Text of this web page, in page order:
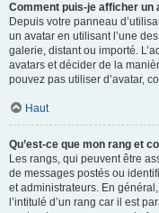
Comment puis-je afficher un
Depuis votre panneau
un avatar en utilisant l’une
galerie, distant ou importé.
avatars et décider de la
pouvez pas utiliser d’avatar,
Haut
Qu’est-ce que mon rang et
Les rangs, qui peuvent être
de messages postés ou
et administrateurs. En
l’intitulé d’un rang car il est